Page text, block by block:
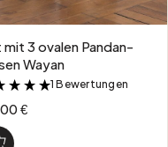
mit 3 ovalen Pandan-
Wayan
&
1 Bewertungen
€